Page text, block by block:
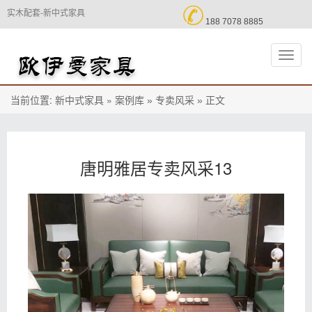
实木配套-新中式家具  188 7078 8885
切
换
导
当前位置: 新中式家具 » 案例库 » 专卖风采 » 正文
唐明雅居专卖风采13